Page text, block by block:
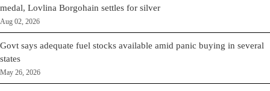
medal, Lovlina Borgohain settles for silver
Aug 02, 2026
Govt says adequate fuel stocks available amid panic buying in several
states
May 26, 2026